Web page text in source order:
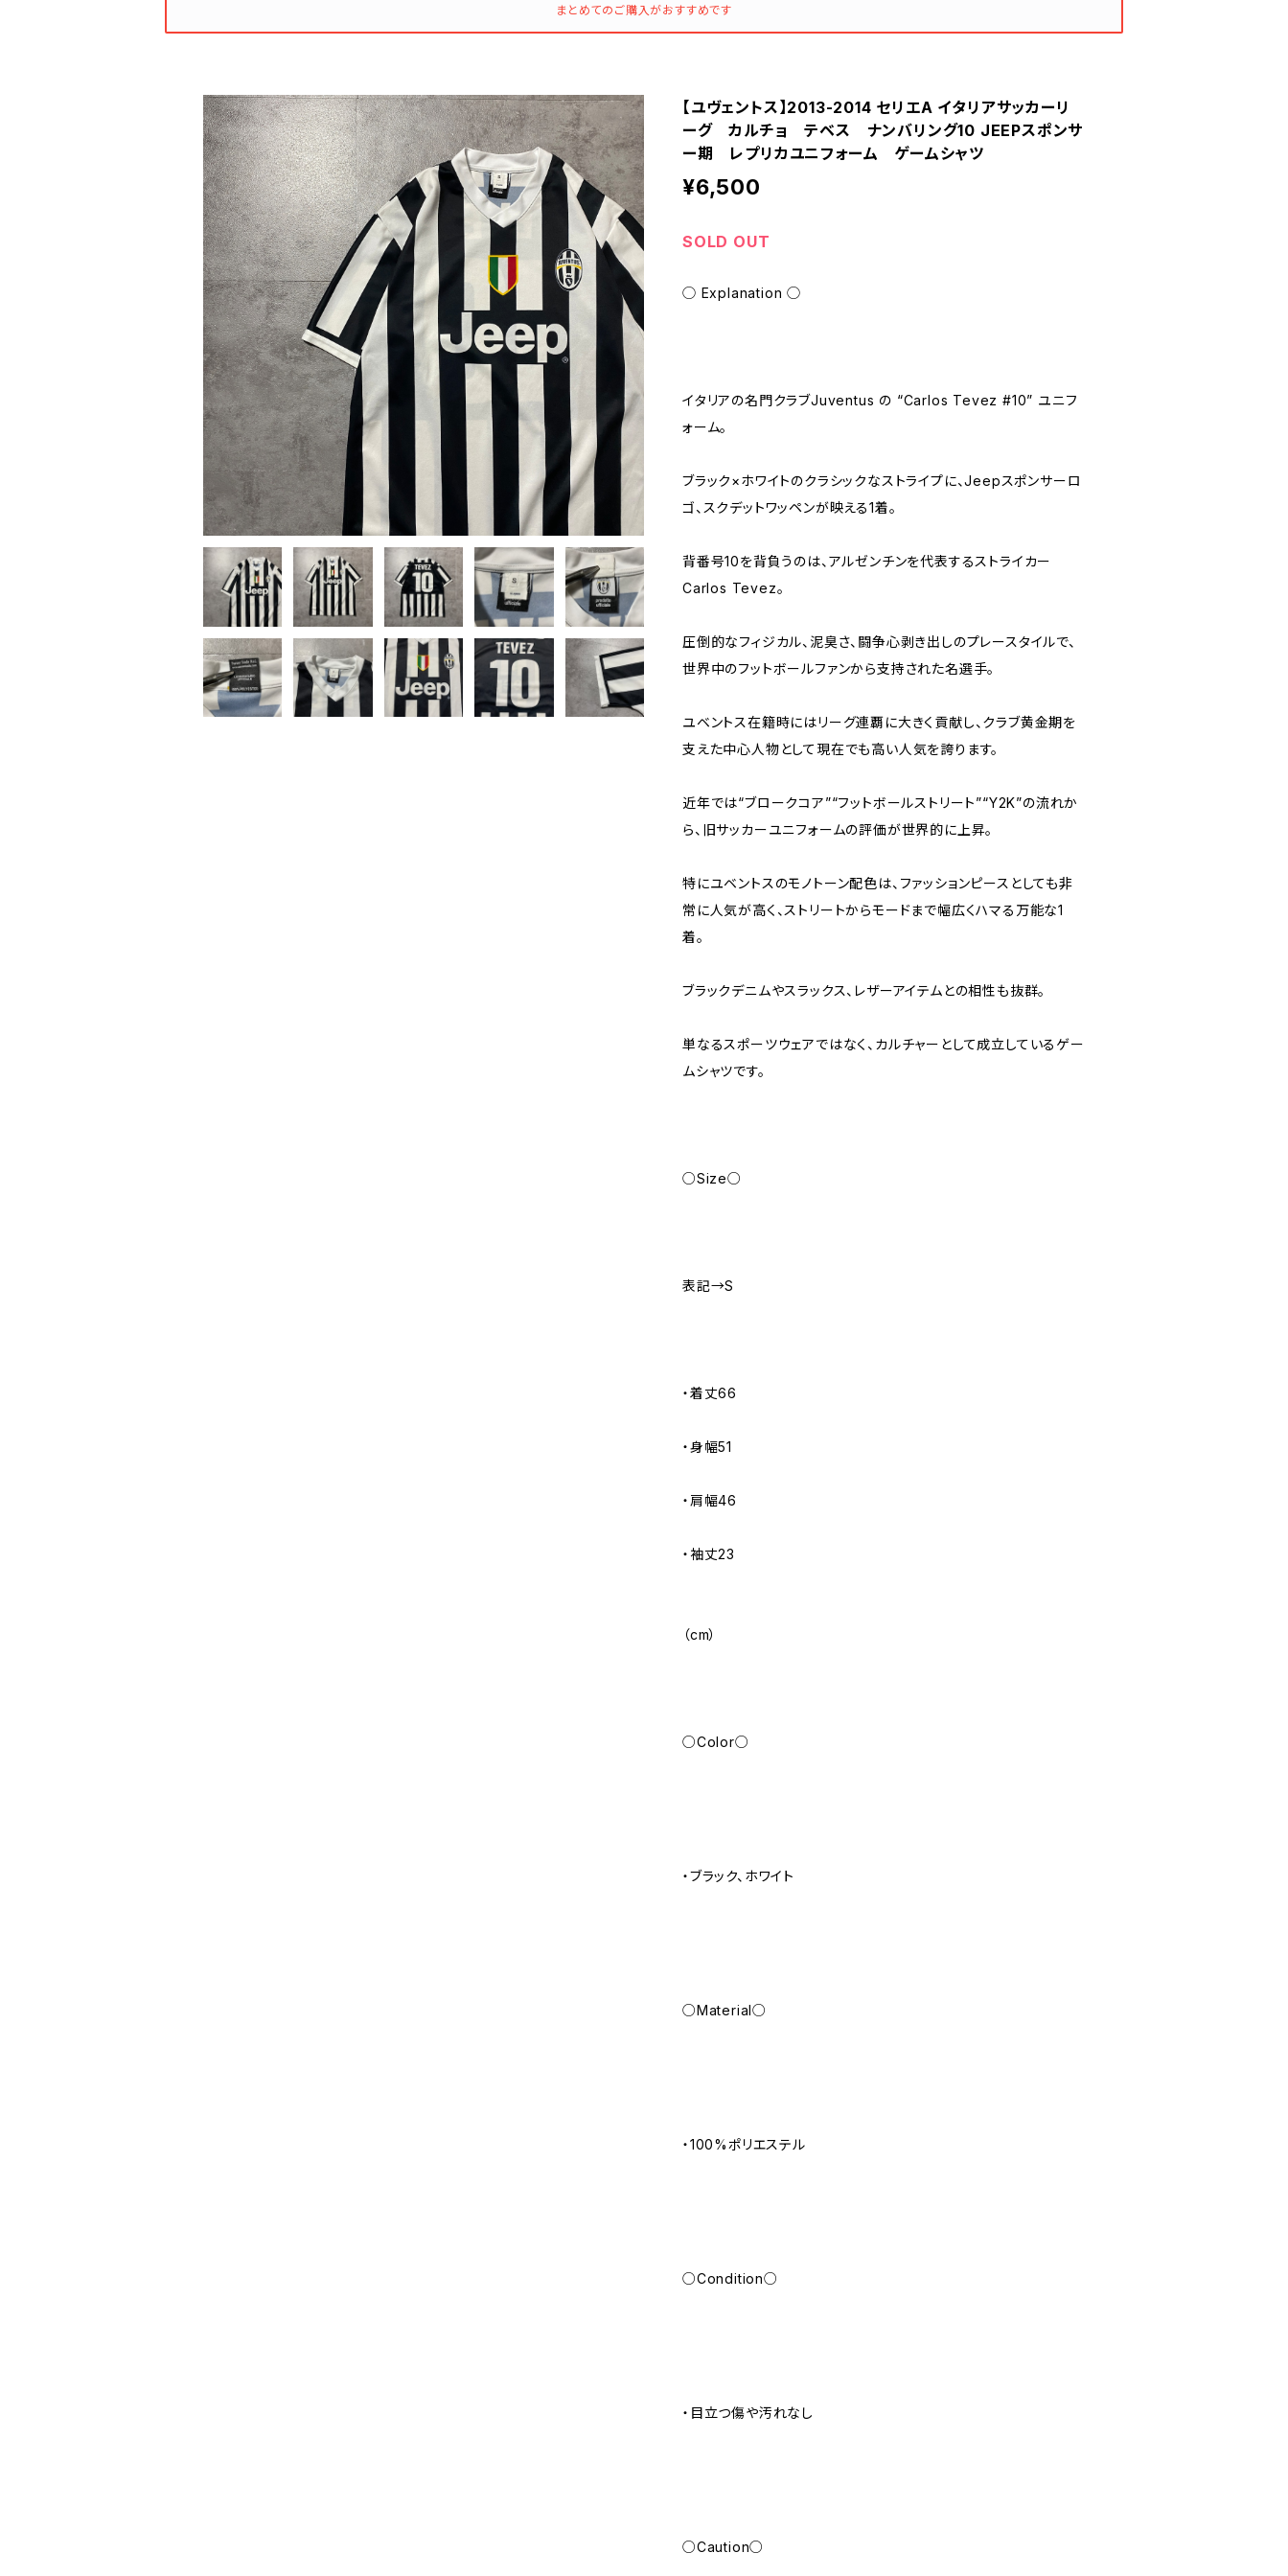
まとめてのご購入がおすすめです
【ユヴェントス】2013-2014 セリエA イタリアサッカーリ
ーグ カルチョ テベス ナンバリング10 JEEPスポンサ
ー期 レプリカユニフォーム ゲームシャツ
¥6,500
SOLD OUT
◯ Explanation ◯
イタリアの名門クラブJuventus の “Carlos Tevez #10” ユニフ
ォーム。
ブラック×ホワイトのクラシックなストライプに、Jeepスポンサーロ
ゴ、スクデットワッペンが映える1着。
背番号10を背負うのは、アルゼンチンを代表するストライカー
Carlos Tevez。
圧倒的なフィジカル、泥臭さ、闘争心剥き出しのプレースタイルで、
世界中のフットボールファンから支持された名選手。
ユベントス在籍時にはリーグ連覇に大きく貢献し、クラブ黄金期を
支えた中心人物として現在でも高い人気を誇ります。
近年では“ブロークコア”“フットボールストリート”“Y2K”の流れか
ら、旧サッカーユニフォームの評価が世界的に上昇。
特にユベントスのモノトーン配色は、ファッションピースとしても非
常に人気が高く、ストリートからモードまで幅広くハマる万能な1
着。
ブラックデニムやスラックス、レザーアイテムとの相性も抜群。
単なるスポーツウェアではなく、カルチャーとして成立しているゲー
ムシャツです。
○Size○
表記→S
・着丈66
・身幅51
・肩幅46
・袖丈23
（cm）
○Color○
・ブラック、ホワイト
○Material○
・100%ポリエステル
○Condition○
・目立つ傷や汚れなし
○Caution○